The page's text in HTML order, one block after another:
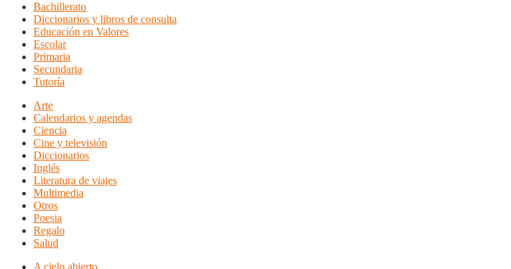
Bachillerato
Diccionarios y libros de consulta
Educación en Valores
Escolar
Primaria
Secundaria
Tutoría
Arte
Calendarios y agendas
Ciencia
Cine y televisión
Diccionarios
Inglés
Literatura de viajes
Multimedia
Otros
Poesia
Regalo
Salud
A cielo abierto